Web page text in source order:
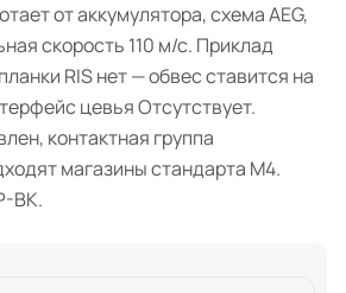
от аккумулятора, схема AEG,
скорость 110 м/с. Приклад
RIS нет — обвес ставится на
цевья Отсутствует.
контактная группа
магазины стандарта M4.
BK.